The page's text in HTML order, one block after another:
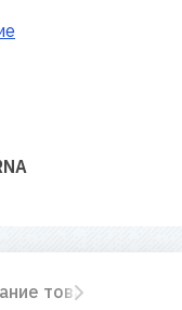
товара